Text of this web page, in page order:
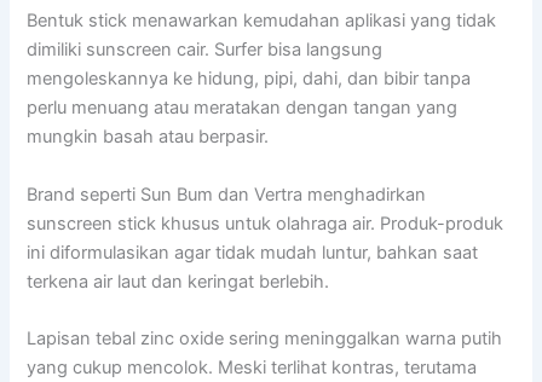
Bentuk stick menawarkan kemudahan aplikasi yang tidak
dimiliki sunscreen cair. Surfer bisa langsung
mengoleskannya ke hidung, pipi, dahi, dan bibir tanpa
perlu menuang atau meratakan dengan tangan yang
mungkin basah atau berpasir.
Brand seperti Sun Bum dan Vertra menghadirkan
sunscreen stick khusus untuk olahraga air. Produk-produk
ini diformulasikan agar tidak mudah luntur, bahkan saat
terkena air laut dan keringat berlebih.
Lapisan tebal zinc oxide sering meninggalkan warna putih
yang cukup mencolok. Meski terlihat kontras, terutama